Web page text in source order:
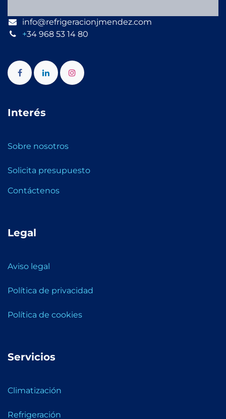
info@refrigeracionjmendez.com
+34 968 53 14 80
Interés
Sobre nosotros
Solicita presupuesto
Contáctenos
Legal
Aviso legal
Política de privacidad
Política de cookies
Servicios
Climatización
Refrigeración